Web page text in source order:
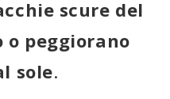
scure del
peggiorano
sole.